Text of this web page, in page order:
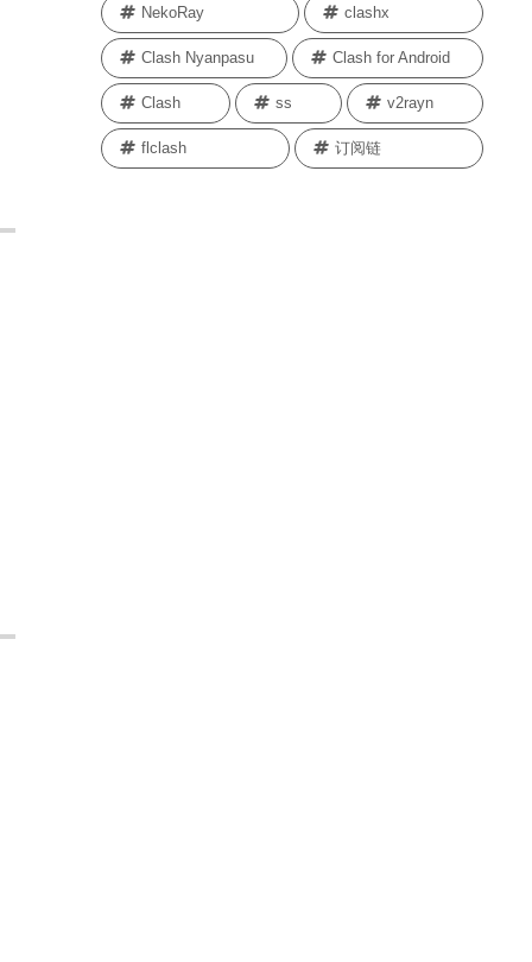
NekoRay clashx
Clash Nyanpasu Clash for Android
Clash ss v2rayn
flclash 订阅链